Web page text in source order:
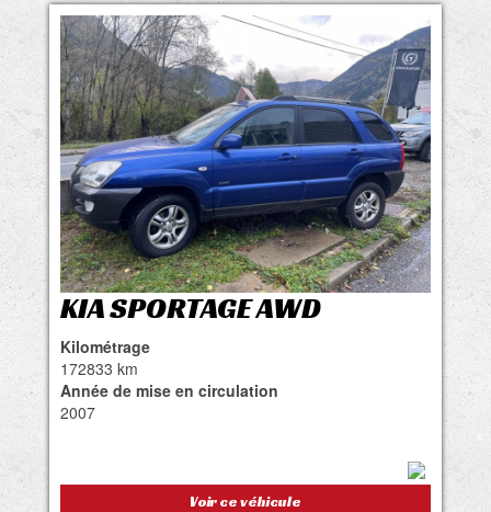
KIA SPORTAGE AWD
Kilométrage
172833 km
Année de mise en circulation
2007
Voir ce véhicule